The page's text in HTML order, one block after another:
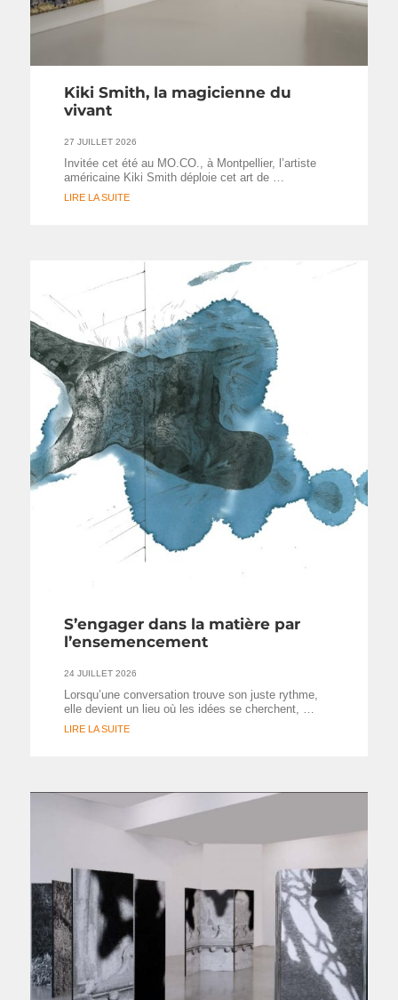
Kiki Smith, la magicienne du
vivant
27 JUILLET 2026
Invitée cet été au MO.CO., à Montpellier, l’artiste
américaine Kiki Smith déploie cet art de …
LIRE LA SUITE
S’engager dans la matière par
l’ensemencement
24 JUILLET 2026
Lorsqu’une conversation trouve son juste rythme,
elle devient un lieu où les idées se cherchent, …
LIRE LA SUITE